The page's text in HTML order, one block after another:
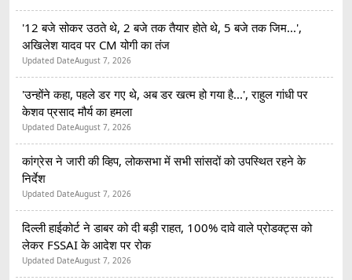
'12 बजे सोकर उठते थे, 2 बजे तक तैयार होते थे, 5 बजे तक जिम...',
अखिलेश यादव पर CM योगी का तंज
Updated DateAugust 7, 2026
'उन्होंने कहा, पहले डर गए थे, अब डर खत्म हो गया है...', राहुल गांधी पर
केशव प्रसाद मौर्य का हमला
Updated DateAugust 7, 2026
कांग्रेस ने जारी की व्हिप, लोकसभा में सभी सांसदों को उपस्थित रहने के
निर्देश
Updated DateAugust 7, 2026
दिल्ली हाईकोर्ट ने डाबर को दी बड़ी राहत, 100% दावे वाले प्रोडक्ट्स को
लेकर FSSAI के आदेश पर रोक
Updated DateAugust 7, 2026